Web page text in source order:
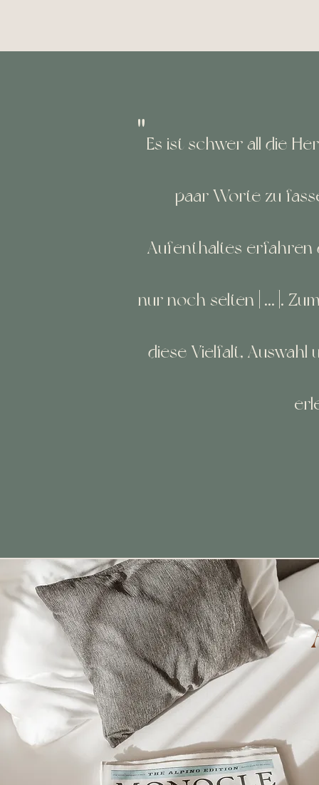
"Es ist schwer all die
paar Worte zu
Aufenthaltes erfahren
nur noch selten [...].
diese Vielfalt, Auswahl